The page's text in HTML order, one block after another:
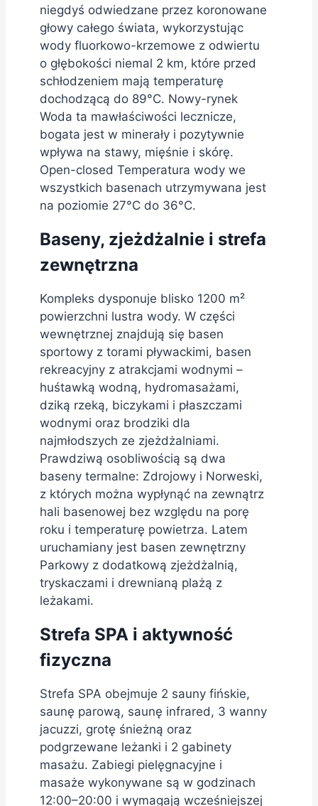
niegdyś odwiedzane przez koronowane
głowy całego świata, wykorzystując
wody fluorkowo-krzemowe z odwiertu
o głębokości niemal 2 km, które przed
schłodzeniem mają temperaturę
dochodzącą do 89°C. Nowy-rynek
Woda ta mawłaściwości lecznicze,
bogata jest w minerały i pozytywnie
wpływa na stawy, mięśnie i skórę.
Open-closed Temperatura wody we
wszystkich basenach utrzymywana jest
na poziomie 27°C do 36°C.
Baseny, zjeżdżalnie i strefa
zewnętrzna
Kompleks dysponuje blisko 1200 m²
powierzchni lustra wody. W części
wewnętrznej znajdują się basen
sportowy z torami pływackimi, basen
rekreacyjny z atrakcjami wodnymi –
huśtawką wodną, hydromasażami,
dziką rzeką, biczykami i płaszczami
wodnymi oraz brodziki dla
najmłodszych ze zjeżdżalniami.
Prawdziwą osobliwością są dwa
baseny termalne: Zdrojowy i Norweski,
z których można wypłynąć na zewnątrz
hali basenowej bez względu na porę
roku i temperaturę powietrza. Latem
uruchamiany jest basen zewnętrzny
Parkowy z dodatkową zjeżdżalnią,
tryskaczami i drewnianą plażą z
leżakami.
Strefa SPA i aktywność
fizyczna
Strefa SPA obejmuje 2 sauny fińskie,
saunę parową, saunę infrared, 3 wanny
jacuzzi, grotę śnieżną oraz
podgrzewane leżanki i 2 gabinety
masażu. Zabiegi pielęgnacyjne i
masaże wykonywane są w godzinach
12:00–20:00 i wymagają wcześniejszej